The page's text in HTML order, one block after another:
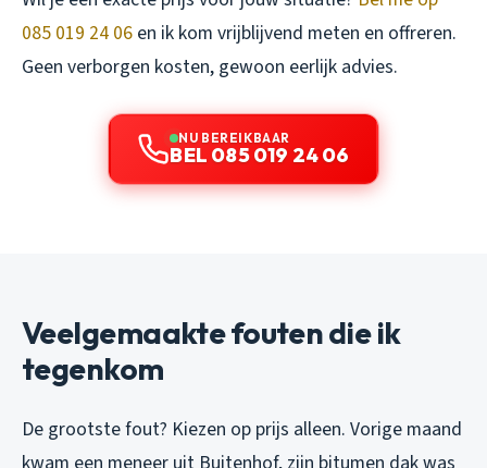
085 019 24 06 en ik kom vrijblijvend meten en offreren.
Geen verborgen kosten, gewoon eerlijk advies.
NU BEREIKBAAR
BEL 085 019 24 06
Veelgemaakte fouten die ik
tegenkom
De grootste fout? Kiezen op prijs alleen. Vorige maand